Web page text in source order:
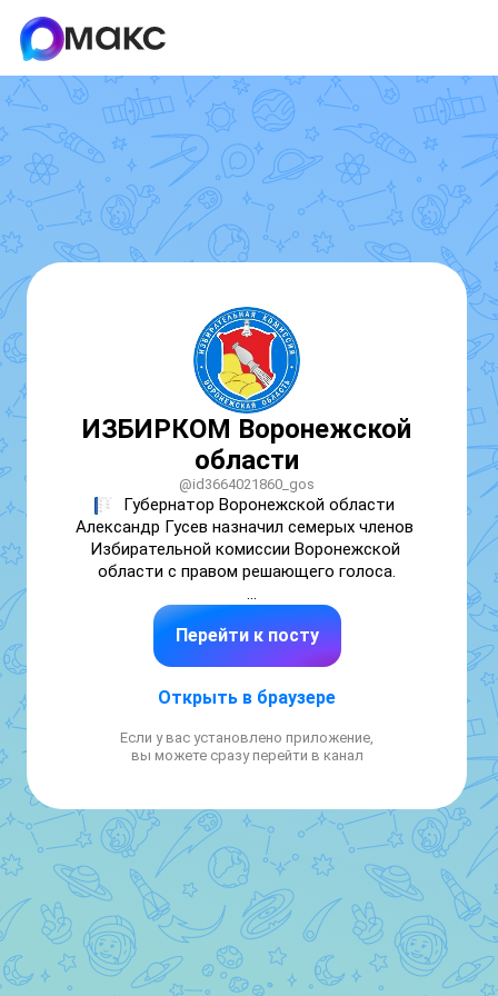
ИЗБИРКОМ Воронежской
области
@id3664021860_gos
Губернатор Воронежской области
Александр Гусев назначил семерых членов
Избирательной комиссии Воронежской
области с правом решающего голоса.
🕒  Соответствующий указ опубликован
сегодня на pravo.riavrn.ru.
2031 были назначены Воронежской
заседание. На нем будут избраны
председатель, заместитель председателя и
секретарь ИКВО.
#ИКВО36_формирование
Перейти к посту
Открыть в браузере
Если у вас установлено приложение,
вы можете сразу перейти в канал